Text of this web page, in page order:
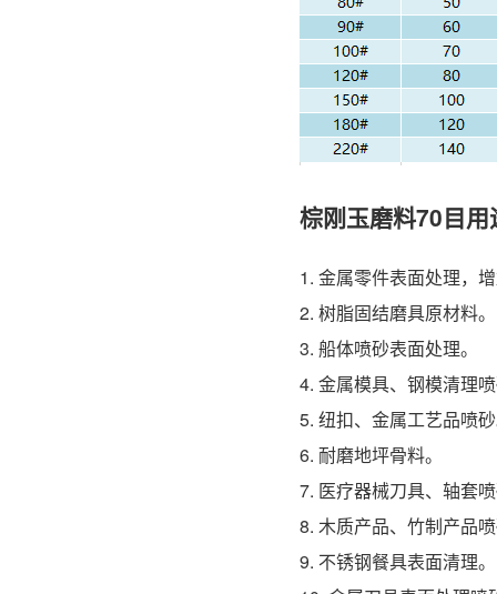
棕刚玉磨料70目用
1. 金属零件表面处理，
2. 树脂固结磨具原材料。
3. 船体喷砂表面处理。
4. 金属模具、钢模清理
5. 纽扣、金属工艺品喷
6. 耐磨地坪骨料。
7. 医疗器械刀具、轴套
8. 木质产品、竹制产品
9. 不锈钢餐具表面清理。